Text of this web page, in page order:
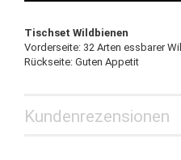
Tischset Wildbienen
Vorderseite: 32 Arten essbarer
Rückseite: Guten Appetit
Kundenrezensionen